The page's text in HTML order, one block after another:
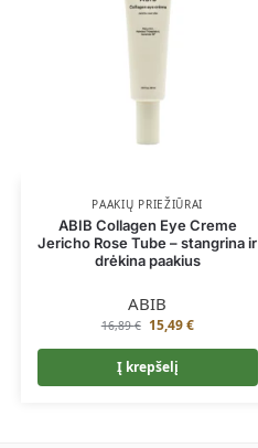
PAAKIŲ PRIEŽIŪRAI
ABIB Collagen Eye Creme
Jericho Rose Tube – stangrina ir
drėkina paakius
ABIB
16,89€ 15,49€
Į krepšelį